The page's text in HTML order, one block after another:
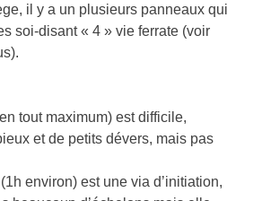
il y a un plusieurs panneaux qui
soi-disant « 4 » vie ferrate (voir
tout maximum) est difficile,
et de petits dévers, mais pas
environ) est une via d’initiation,